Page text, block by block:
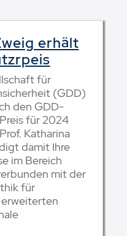
erhält
für
(GDD)
den GDD-
für 2024
Katharina
damit Ihre
im Bereich
mit der
für